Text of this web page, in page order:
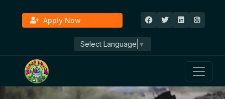
Apply Now
Select Language ▼